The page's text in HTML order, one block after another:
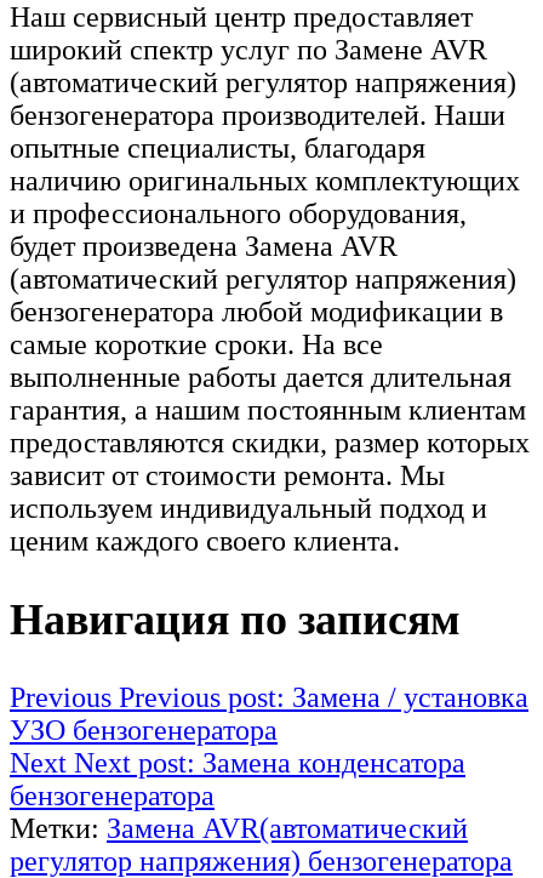
Наш сервисный центр предоставляет
широкий спектр услуг по Замене AVR
(автоматический регулятор напряжения)
бензогенератора производителей. Наши
опытные специалисты, благодаря
наличию оригинальных комплектующих
и профессионального оборудования,
будет произведена Замена AVR
(автоматический регулятор напряжения)
бензогенератора любой модификации в
самые короткие сроки. На все
выполненные работы дается длительная
гарантия, а нашим постоянным клиентам
предоставляются скидки, размер которых
зависит от стоимости ремонта. Мы
используем индивидуальный подход и
ценим каждого своего клиента.
Навигация по записям
Previous Previous post: Замена / установка
УЗО бензогенератора
Next Next post: Замена конденсатора
бензогенератора
Метки: Замена AVR(автоматический
регулятор напряжения) бензогенератора